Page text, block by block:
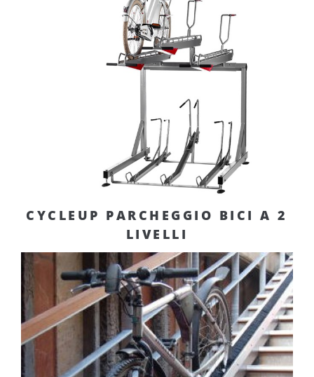
CYCLEUP PARCHEGGIO BICI A 2
LIVELLI